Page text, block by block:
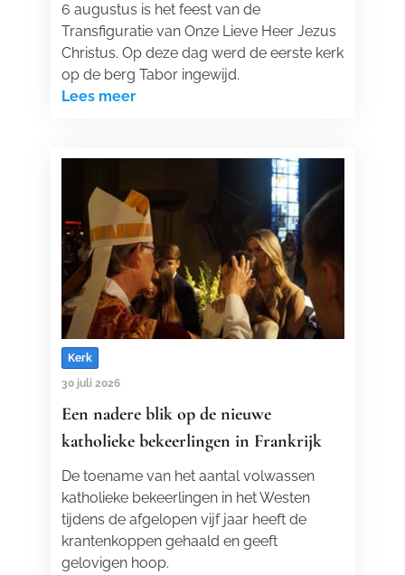
6 augustus is het feest van de
Transfiguratie van Onze Lieve Heer Jezus
Christus. Op deze dag werd de eerste kerk
op de berg Tabor ingewijd.
Lees meer
Kerk
30 juli 2026
Een nadere blik op de nieuwe
katholieke bekeerlingen in Frankrijk
De toename van het aantal volwassen
katholieke bekeerlingen in het Westen
tijdens de afgelopen vijf jaar heeft de
krantenkoppen gehaald en geeft
gelovigen hoop.